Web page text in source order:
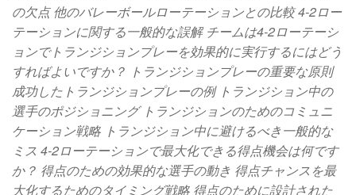
の欠点 他のバレーボールローテーションとの比較 4-2ロー
テーションに関する一般的な誤解 チームは4-2ローテーシ
ョンでトランジションプレーを効果的に実行するにはどう
すればよいですか？ トランジションプレーの重要な原則
成功したトランジションプレーの例 トランジション中の
選手のポジショニング トランジションのためのコミュニ
ケーション戦略 トランジション中に避けるべき一般的な
ミス 4-2ローテーションで最大化できる得点機会は何です
か？ 得点のための効果的な選手の動き 得点チャンスを最
大化するためのタイミング戦略 得点のために設計された